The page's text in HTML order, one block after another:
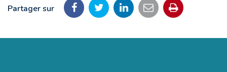
Partager sur
Partager
Facebook
Partager
Twitter
Partager
LinkedIn
Partager
email
Imprimer
page